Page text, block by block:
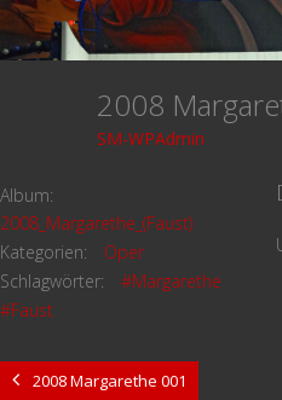
2008
SM-WPAdmin
Album:
2008_Margarethe_(Faust)
Kategorien:
Oper
Schlagwörter:
#Margarethe
#Faust
2008 Margarethe 001